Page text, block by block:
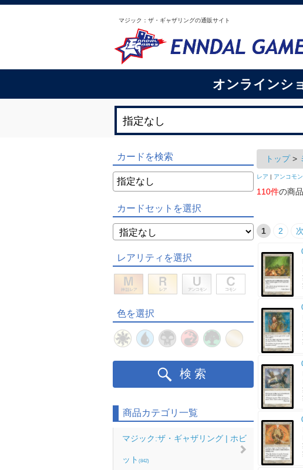
マジック：ザ・ギャザリングの通販サイト
オンラインシ
カードを検索
カードセットを選択
レアリティを選択
色を選択
検索
商品カテゴリ一覧
マジック:ザ・ギャザリング | ホビ
ット (842)
レア | アンコモン
トップ>
110件の商
1 2